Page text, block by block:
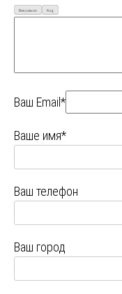
Визуально Код
Ваш Email*
Ваше имя*
Ваш телефон
Ваш город